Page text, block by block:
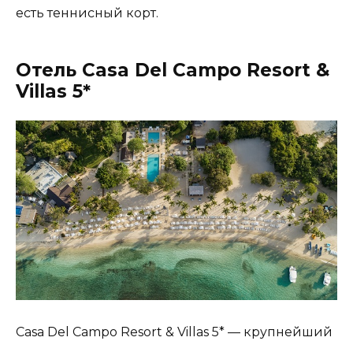
есть теннисный корт.
Отель Casa Del Campo Resort &
Villas 5*
Casa Del Campo Resort & Villas 5* — крупнейший